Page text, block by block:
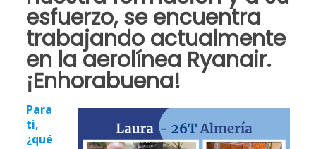
esfuerzo, se encuentra
trabajando actualmente
en la aerolínea Ryanair.
¡Enhorabuena!
Para
ti,
¿qué